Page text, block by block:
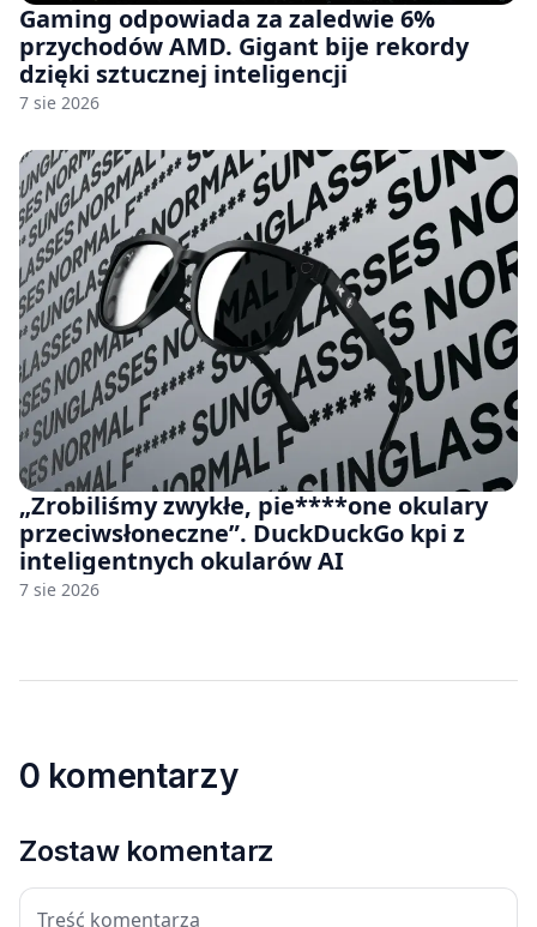
Gaming odpowiada za zaledwie 6%
przychodów AMD. Gigant bije rekordy
dzięki sztucznej inteligencji
7 sie 2026
„Zrobiliśmy zwykłe, pie****one okulary
przeciwsłoneczne”. DuckDuckGo kpi z
inteligentnych okularów AI
7 sie 2026
0 komentarzy
Zostaw komentarz